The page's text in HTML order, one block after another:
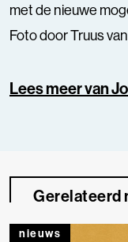
met de nieuwe
Foto door Truus
Lees meer van
Gerelateerd
nieuws